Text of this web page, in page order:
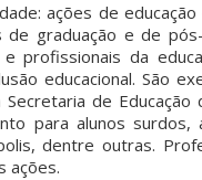
ações de
de graduação e de
profissionais da
educacional. São
de
para alunos surdos,
dentre outras.
ações.